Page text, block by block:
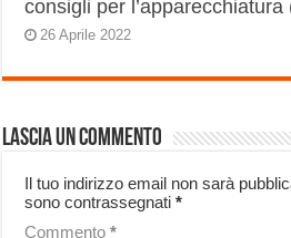
consigli per l’apparecchiatura
26 Aprile 2022
Lascia un commento
Il tuo indirizzo email non sarà
sono contrassegnati*
Commento*